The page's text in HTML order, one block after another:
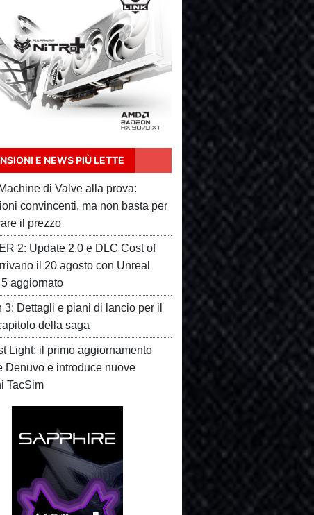
E NEWS PIÙ LETTE
di Valve alla prova:
convincenti, ma non basta per
il prezzo
2: Update 2.0 e DLC Cost of
il 20 agosto con Unreal
aggiornato
3: Dettagli e piani di lancio per il
della saga
Light: il primo aggiornamento
Denuvo e introduce nuove
TacSim